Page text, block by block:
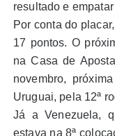
resultado e
Por conta do
17 pontos. O
na Casa de
novembro,
Uruguai, pela 12ª
Já a Venezuela,
estava na 8ª